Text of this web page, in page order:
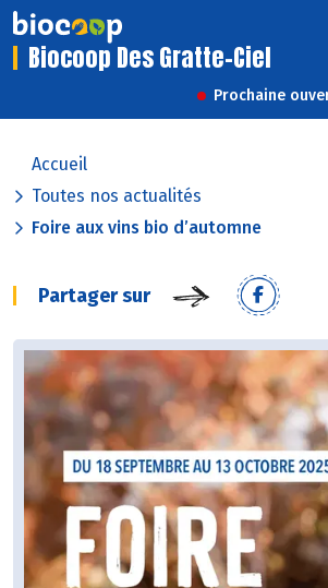
Biocoop Des Gratte-Ciel
Prochaine
Accueil
Toutes nos actualités
Foire aux vins bio d’automne
Partager sur